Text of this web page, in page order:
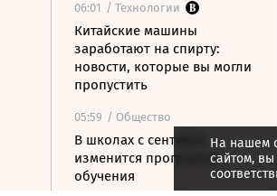
06:01 / Технологии
Китайские машины
заработают на спирту:
новости, которые вы могли
пропустить
05:59 / Общество
В школах с сентября
изменится программа
обучения
На нашем
сайтом,